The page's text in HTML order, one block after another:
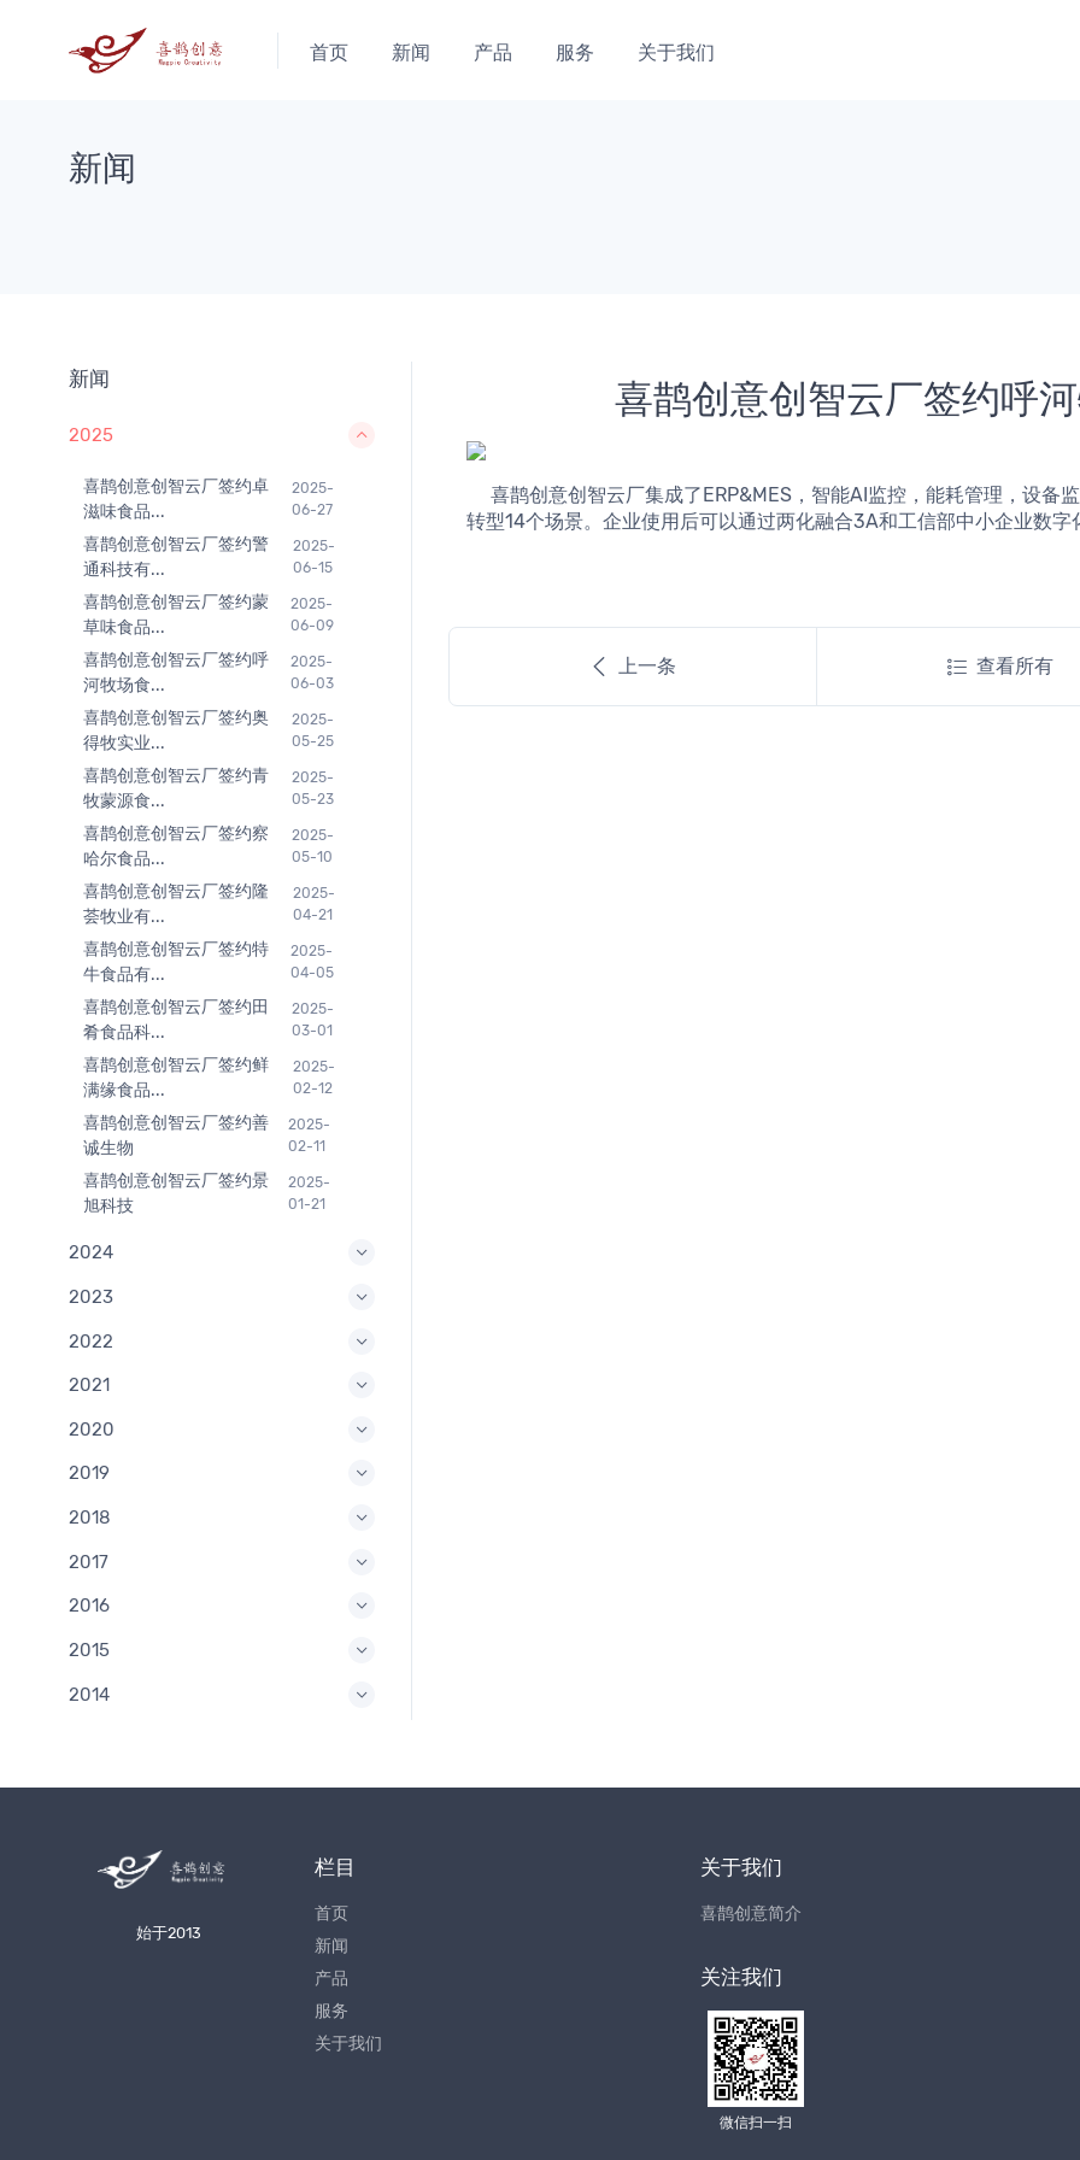
首页 新闻 产品 服务 关于我们
新闻
新闻
2025
喜鹊创意创智云厂签约卓
滋味食品...
2025-
06-27
喜鹊创意创智云厂签约警
通科技有...
2025-
06-15
喜鹊创意创智云厂签约蒙
草味食品...
2025-
06-09
喜鹊创意创智云厂签约呼
河牧场食...
2025-
06-03
喜鹊创意创智云厂签约奥
得牧实业...
2025-
05-25
喜鹊创意创智云厂签约青
牧蒙源食...
2025-
05-23
喜鹊创意创智云厂签约察
哈尔食品...
2025-
05-10
喜鹊创意创智云厂签约隆
荟牧业有...
2025-
04-21
喜鹊创意创智云厂签约特
牛食品有...
2025-
04-05
喜鹊创意创智云厂签约田
肴食品科...
2025-
03-01
喜鹊创意创智云厂签约鲜
满缘食品...
2025-
02-12
喜鹊创意创智云厂签约善
诚生物
2025-
02-11
喜鹊创意创智云厂签约景
旭科技
2025-
01-21
2024
2023
2022
2021
2020
2019
2018
2017
2016
2015
2014
喜鹊创意创智云厂签约呼
转型14个场景。企业使用后可以通过两化融合3A和工信部中小企业数字
上一条 查看所有
始于2013
栏目
首页
新闻
产品
服务
关于我们
关于我们
喜鹊创意简介
关注我们
微信扫一扫